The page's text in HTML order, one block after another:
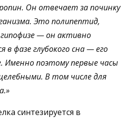
Он отвечает за починку
Это полипептид,
— он активно
фазе глубокого сна — его
Именно поэтому первые часы
В том числе для
синтезируется в